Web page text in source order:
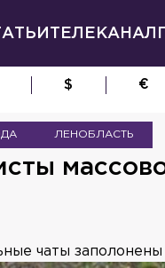
ТЕЛЕКАНАЛ
$ €
ЛЕНОБЛАСТЬ
чаты